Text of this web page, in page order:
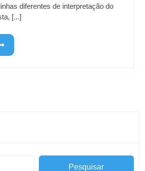
diferentes de interpretação do
[...]
Pesquisar